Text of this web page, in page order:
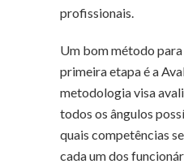
profissionais.
Um bom método
primeira etapa é a
metodologia visa
todos os ângulos
quais competências
cada um dos